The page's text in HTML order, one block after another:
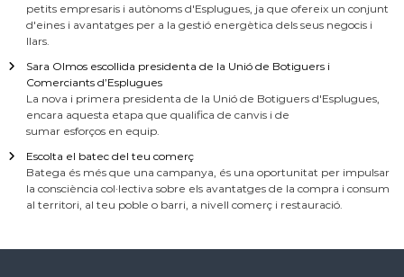
petits empresaris i autònoms d'Esplugues, ja que ofereix un conjunt
d'eines i avantatges per a la gestió energètica dels seus negocis i
llars.
Sara Olmos escollida presidenta de la Unió de Botiguers i
Comerciants d’Esplugues
La nova i primera presidenta de la Unió de Botiguers d'Esplugues,
encara aquesta etapa que qualifica de canvis i de
sumar esforços en equip.
Escolta el batec del teu comerç
Batega és més que una campanya, és una oportunitat per impulsar
la consciència col·lectiva sobre els avantatges de la compra i consum
al territori, al teu poble o barri, a nivell comerç i restauració.